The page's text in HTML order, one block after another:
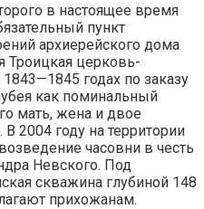
в настоящее время
пункт
архиерейского дома
Троицкая церковь-
годах по заказу
как поминальный
мать, жена и двое
2004 году на территории
часовни в честь
Невского. Под
скважина глубиной 148
прихожанам.